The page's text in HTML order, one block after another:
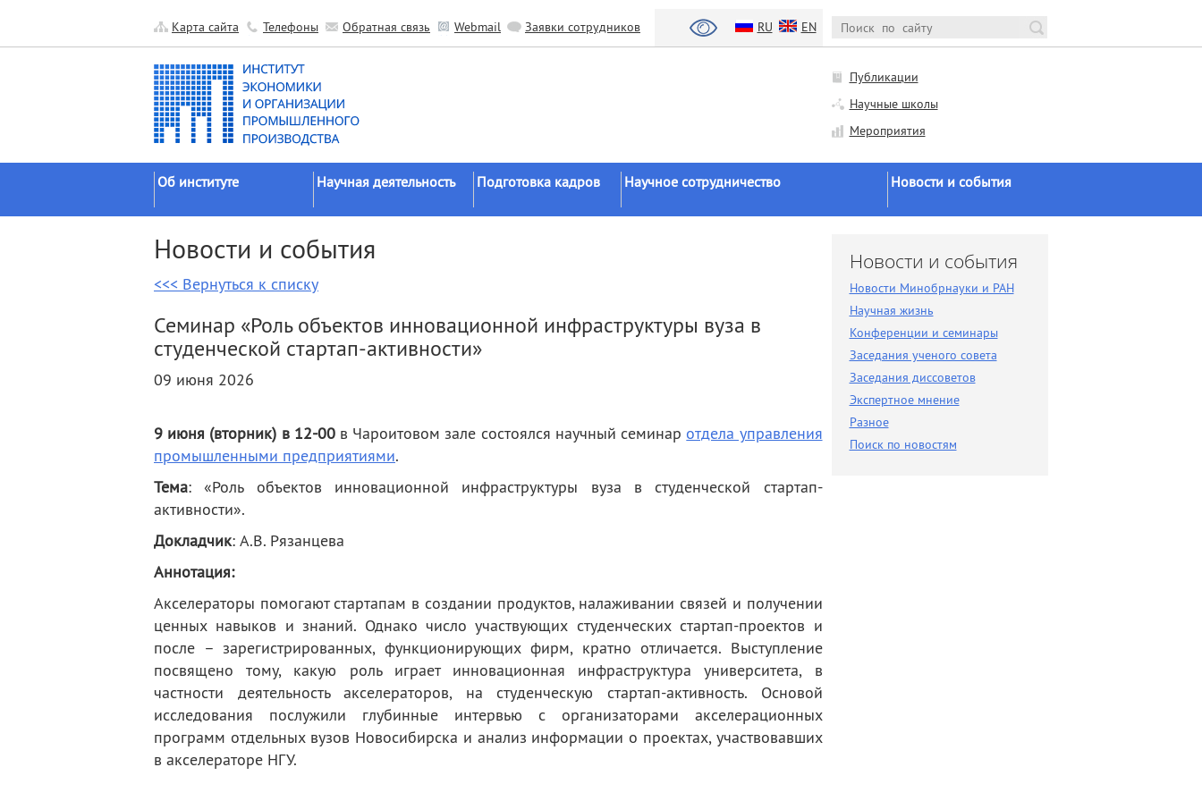
Карта сайта Телефоны Обратная связь Webmail Заявки сотрудников RU EN
Публикации
Научные школы
Мероприятия
Об институте
Официальные документы
История
Научные подразделения
Прочие подразделения
Издательская
Контакты
Научная деятельность
исследований
Гранты
Научные школы
Публикации
Подготовка кадров
советы
Целевое обучение
Научное сотрудничество
Бизнес
Новости и события
Заседания ученого совета
Заседания диссоветов
Экспертное мнение
Разное
Новости и события
<<< Вернуться к списку
Семинар «Роль объектов инновационной инфраструктуры вуза в
студенческой стартап-активности»
09 июня 2026
9 июня (вторник) в 12-00в Чароитовом зале состоялся научный семинар отдела управления
промышленными предприятиями.
Тема: «Роль объектов инновационной инфраструктуры вуза в студенческой стартап-
активности».
Докладчик: А.В. Рязанцева
Аннотация:
Акселераторы помогают стартапам в создании продуктов, налаживании связей и получении
ценных навыков и знаний. Однако число участвующих студенческих стартап-проектов и
после – зарегистрированных, функционирующих фирм, кратно отличается. Выступление
посвящено тому, какую роль играет инновационная инфраструктура университета, в
частности деятельность акселераторов, на студенческую стартап-активность. Основой
исследования послужили глубинные интервью с организаторами акселерационных
программ отдельных вузов Новосибирска и анализ информации о проектах, участвовавших
в акселераторе НГУ.
Новости и события
Новости Минобрнауки и РАН
Научная жизнь
Конференции и семинары
Заседания ученого совета
Заседания диссоветов
Экспертное мнение
Разное
Поиск по новостям